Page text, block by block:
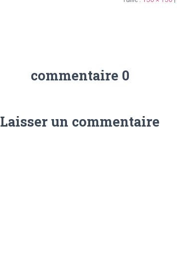
0 commentaire
Laisser un commentaire